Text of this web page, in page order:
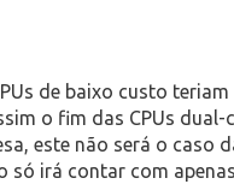
de baixo custo teriam
o fim das CPUs
este não será o caso
só irá contar com